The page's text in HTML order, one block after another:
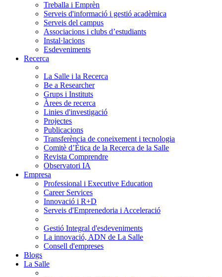
Treballa i Emprèn
Serveis d'informació i gestió acadèmica
Serveis del campus
Associacions i clubs d’estudiants
Instal·lacions
Esdeveniments
Recerca
La Salle i la Recerca
Be a Researcher
Grups i Instituts
Àrees de recerca
Linies d'investigació
Projectes
Publicacions
Transferència de coneixement i tecnologia
Comitè d’Ètica de la Recerca de la Salle
Revista Comprendre
Observatori IA
Empresa
Professional i Executive Education
Career Services
Innovació i R+D
Serveis d'Emprenedoria i Acceleració
Gestió Integral d'esdeveniments
La innovació, ADN de La Salle
Consell d'empreses
Blogs
La Salle